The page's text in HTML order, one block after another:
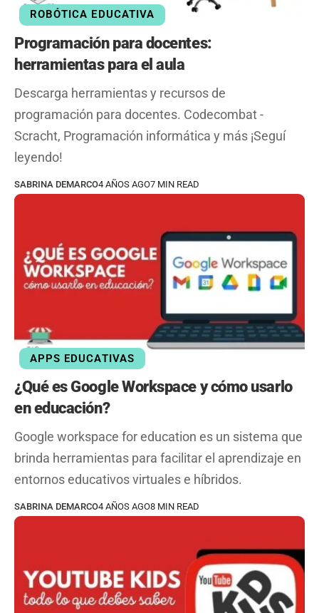
ROBÓTICA EDUCATIVA
Programación para docentes:
herramientas para el aula
Descarga herramientas y recursos de
programación para docentes. Codecombat -
Scracht, Programación informática y más ¡Seguí
leyendo!
SABRINA DEMARCO4 AÑOS AGO7 MIN READ
APPS EDUCATIVAS
¿Qué es Google Workspace y cómo usarlo
en educación?
Google workspace for education es un sistema que
brinda herramientas para facilitar el aprendizaje en
entornos educativos virtuales e híbridos.
SABRINA DEMARCO4 AÑOS AGO8 MIN READ